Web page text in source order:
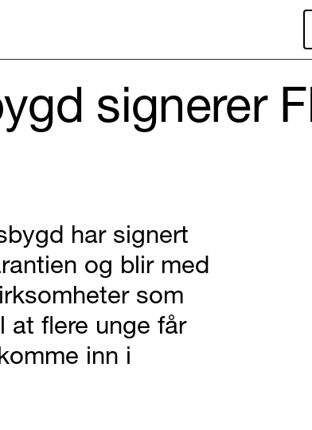
signerer
har signert
og blir med
som
at flere unge får
inn i